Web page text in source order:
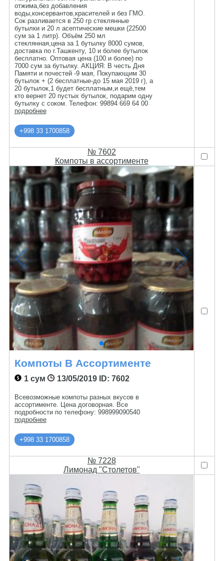
отжима,без добавления
воды,консервантов,красителей и без ГМО.
Сок разливается в 250 гр стеклянные
бутылки и 20 л асептические мешки (22500
сум за 1 литр). Объём 250 мл
стеклянная,цена за 1 бутылку 8000 сумов,
доставка по г.Ташкенту, 10 и более бутылок
бесплатно. Оптовая цена (100 и более) по
7000 сум за бутылку. АКЦИЯ: В честь Дня
Памяти и почестей -9 мая, Покупающим 30
бутылок + (2 бесплатные-до 15 мая 2019 г), а
20 бутылок,1 будет бесплатным,и ещё,тем
кто вернет 20 пустых бутылок, подарим одну
бутылку с соком. Телефон: 99894 669 64 00
подробнее
+998 33 1700858
№ 7602
Компоты в ассортименте
Компоты В Ассортименте
1 сум 13/05/2019ID: 7602
Всевозможные компоты разных вкусов в
ассортименте. Цена договорная. Все
подробности по телефону: 998999090540
подробнее
+998 33 1700858
№ 7228
Лимонад "Столетов"